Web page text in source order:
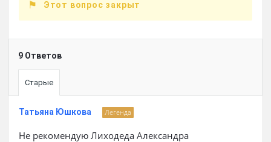
Этот вопрос закрыт
9 Ответов
Старые
Татьяна Юшкова Легенда
Не рекомендую Лиходеда Александра